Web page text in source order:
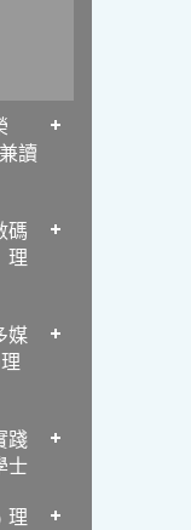
讀
碼
理
媒
踐
士
理